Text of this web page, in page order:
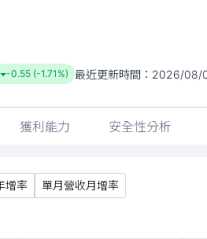
-0.55 (-1.71%) 最近更新時間： 2026/08/
獲利能力 安全性分析
增率 單月營收月增率